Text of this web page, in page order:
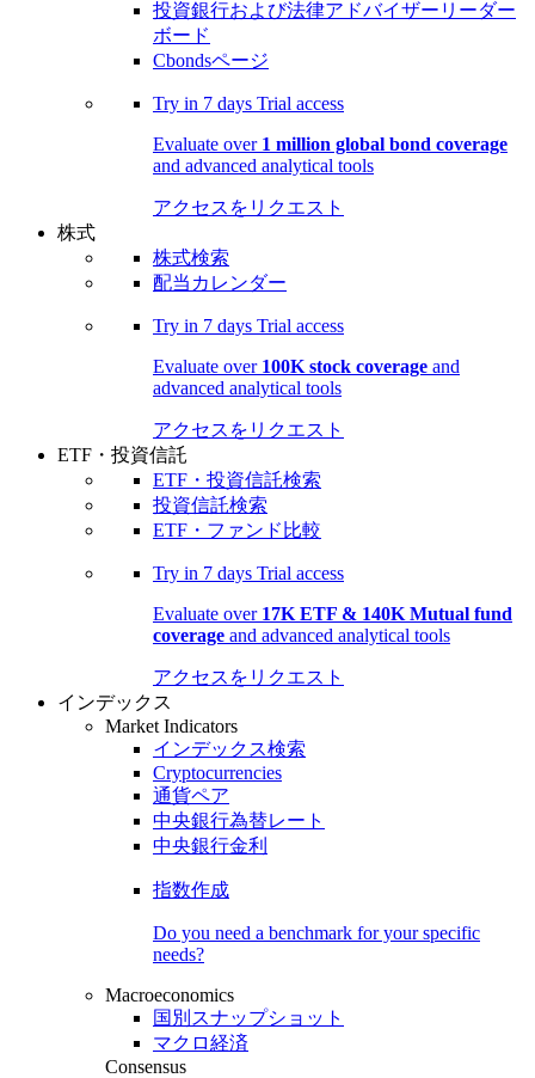
投資銀行および法律アドバイザーリーダー
ボード
Cbondsページ
Try in 7 days Trial access
Evaluate over 1 million global bond coverage
and advanced analytical tools
アクセスをリクエスト
株式
株式検索
配当カレンダー
Try in 7 days Trial access
Evaluate over 100K stock coverage and
advanced analytical tools
アクセスをリクエスト
ETF・投資信託
ETF・投資信託検索
投資信託検索
ETF・ファンド比較
Try in 7 days Trial access
Evaluate over 17K ETF & 140K Mutual fund
coverage and advanced analytical tools
アクセスをリクエスト
インデックス
Market Indicators
インデックス検索
Cryptocurrencies
通貨ペア
中央銀行為替レート
中央銀行金利
指数作成
Do you need a benchmark for your specific
needs?
Macroeconomics
国別スナップショット
マクロ経済
Consensus